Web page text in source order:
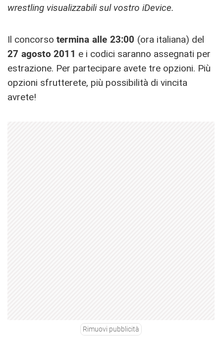
wrestling visualizzabili sul vostro iDevice.
Il concorso termina alle 23:00 (ora italiana) del
27 agosto 2011 e i codici saranno assegnati per
estrazione. Per partecipare avete tre opzioni. Più
opzioni sfrutterete, più possibilità di vincita
avrete!
Rimuovi pubblicità